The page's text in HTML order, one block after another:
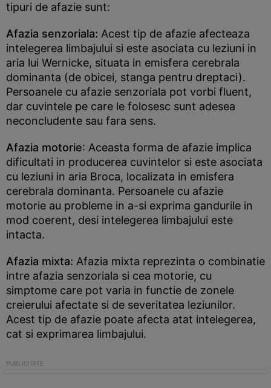
tipuri de afazie sunt:
Afazia senzoriala: Acest tip de afazie afecteaza
intelegerea limbajului si este asociata cu leziuni in
aria lui Wernicke, situata in emisfera cerebrala
dominanta (de obicei, stanga pentru dreptaci).
Persoanele cu afazie senzoriala pot vorbi fluent,
dar cuvintele pe care le folosesc sunt adesea
neconcludente sau fara sens.
Afazia motorie: Aceasta forma de afazie implica
dificultati in producerea cuvintelor si este asociata
cu leziuni in aria Broca, localizata in emisfera
cerebrala dominanta. Persoanele cu afazie
motorie au probleme in a-si exprima gandurile in
mod coerent, desi intelegerea limbajului este
intacta.
Afazia mixta: Afazia mixta reprezinta o combinatie
intre afazia senzoriala si cea motorie, cu
simptome care pot varia in functie de zonele
creierului afectate si de severitatea leziunilor.
Acest tip de afazie poate afecta atat intelegerea,
cat si exprimarea limbajului.